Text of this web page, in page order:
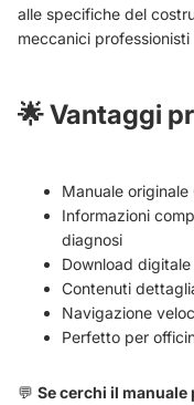
alle specifiche del
meccanici
🌟Vantaggi
Manuale
Informazioni
diagnosi
Download
Contenuti
Navigazione
Perfetto per
💬 Se cerchi il